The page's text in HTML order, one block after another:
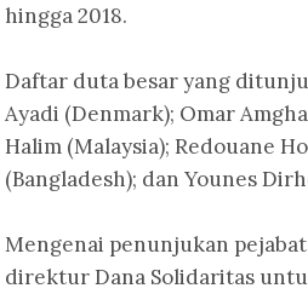
hingga 2018.
Daftar duta besar yang
Ayadi (Denmark); Omar
Halim (Malaysia); Redouane
(Bangladesh); dan Younes
Mengenai penunjukan
direktur Dana Solidaritas